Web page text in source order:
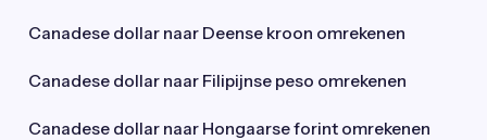
Canadese dollar naar Deense kroon omrekenen
Canadese dollar naar Filipijnse peso omrekenen
Canadese dollar naar Hongaarse forint omrekenen